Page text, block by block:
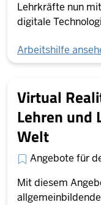
Lehrkräfte nun
digitale
Arbeitshilfe
Virtual
Lehren und
Welt
Angebote für
Mit diesem